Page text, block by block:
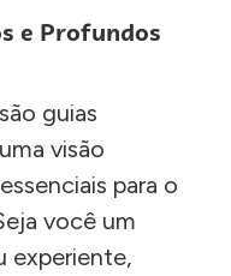
e Profundos
guias
visão
para o
você um
experiente,